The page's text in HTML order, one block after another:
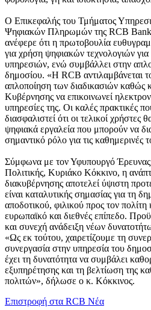
O Επικεφαλής του Τμήματος
Ψηφιακών Πληρωμών της RCB
ανέφερε ότι η πρωτοβουλία
για χρήση ψηφιακών τεχνολογιών
υπηρεσιών, ενώ συμβάλλει στην
δημοσίου. «Η RCB αντιλαμβάνεται
απλοποίηση των διαδικασιών καθώς
Κυβέρνησης να επικοινωνεί
υπηρεσίες της. Οι καλές πρακτικές
διασφαλιστεί ότι οι τελικοί
ψηφιακά εργαλεία που μπορούν να
σημαντικό ρόλο για τις καθημερινές
Σύμφωνα με τον Υφυπουργό
Πολιτικής, Κυριάκο Κόκκινο, η
διακυβέρνησης αποτελεί ύψιστη
είναι καταλυτικής σημασίας για τη
αποδοτικού, φιλικού προς τον
ευρωπαϊκό και διεθνές επίπεδο.
και συνεχή ανάδειξη νέων
«Ως εκ τούτου, χαιρετίζουμε τη
συνεργασία στην υπηρεσία του
έχει τη δυνατότητα να συμβάλει
εξυπηρέτησης και τη βελτίωση της
πολιτών», δήλωσε ο κ. Κόκκινος.
Επιστροφή στα RCB Νέα